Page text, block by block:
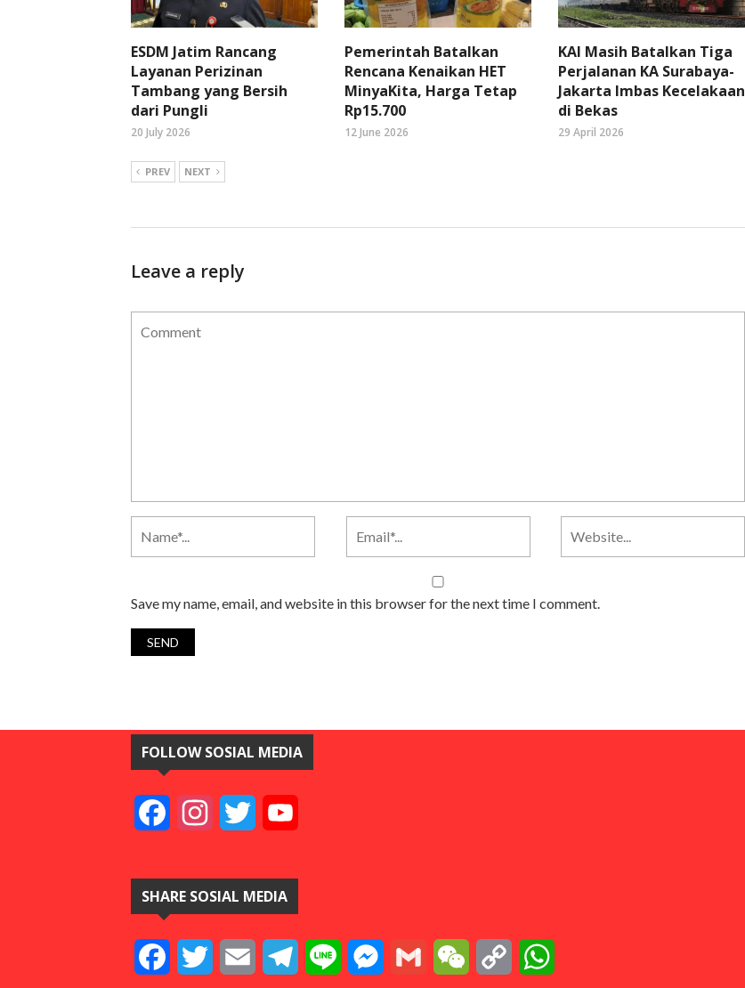
ESDM Jatim Rancang
Layanan Perizinan
Tambang yang Bersih
dari Pungli
20 July 2026
Pemerintah Batalkan
Rencana Kenaikan HET
MinyaKita, Harga Tetap
Rp15.700
12 June 2026
KAI Masih Batalkan Tiga
Perjalanan KA Surabaya-
Jakarta Imbas Kecelakaan
di Bekas
29 April 2026
PREV NEXT
Leave a reply
Save my name, email, and website in this browser for the next time I comment.
FOLLOW SOSIAL MEDIA
FacebookInstagramTwitter
SHARE SOSIAL MEDIA
FacebookTwitter Email TelegramLine Messenger
Gmail WeChat Copy